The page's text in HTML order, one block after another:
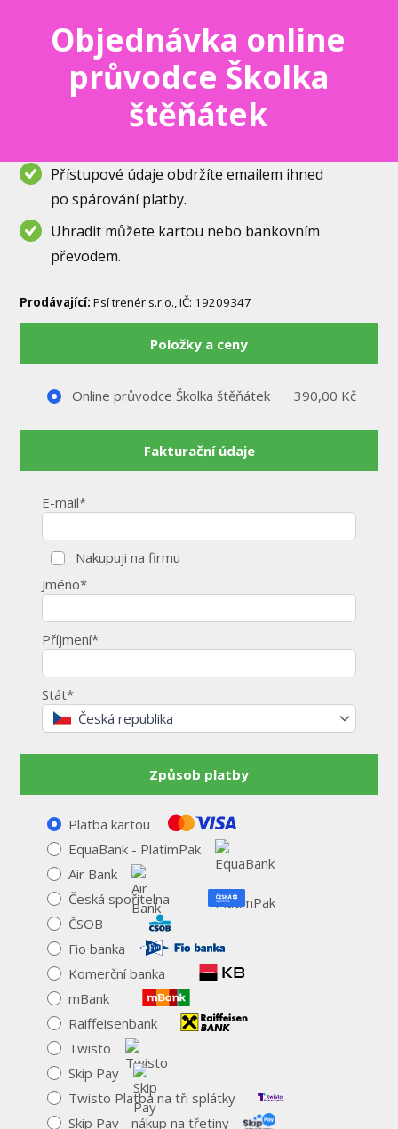
Objednávka online
průvodce Školka
štěňátek
Přístupové údaje obdržíte emailem ihned
po spárování platby.
Uhradit můžete kartou nebo bankovním
převodem.
Prodávající:Psí trenér s.r.o., IČ: 19209347
Položky a ceny
Online průvodce Školka štěňátek 390,00 Kč
Fakturační údaje
E-mail*
Nakupuji na firmu
Jméno*
Příjmení*
Stát*
Česká republika
Způsob platby
Platba kartou
EquaBank - PlatímPak
Air Bank
Česká spořitelna
ČSOB
Fio banka
Komerční banka
mBank
Raiffeisenbank
Twisto
Skip Pay
Twisto Platba na tři splátky
Skip Pay - nákup na třetiny